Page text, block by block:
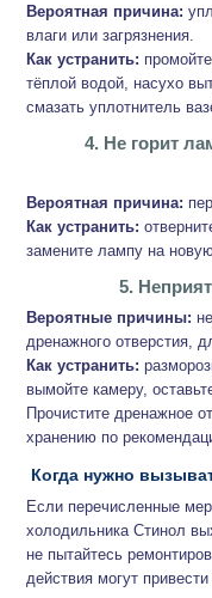
Вероятная причина:
влаги или загрязнения.
Как устранить:
тёплой водой, насухо
смазать уплотнитель
4. Не горит
Вероятная причина:
Как устранить:
замените лампу на
5.
Вероятные причины:
дренажного отверстия,
Как устранить:
вымойте камеру,
Прочистите дренажное
хранению по
Когда нужно
Если перечисленные
холодильника Стинол
не пытайтесь
действия могут